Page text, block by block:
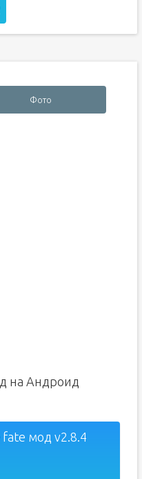
Фото
на Андроид
fate мод v2.8.4